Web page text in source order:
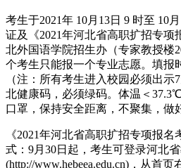
考生于2021年 10月13日 9 时至 10
证及《2021年河北省高职扩招专项
北外国语学院招生办（专家教授楼
个考生只能报一个专业志愿。填报
（注：所有考生进入校园必须出
北健康码，必须绿码。体温＜
口罩，保持安全距离，不聚集，做
《2021年河北省高职扩招专项报
式：9月30日起，考生可登录河北
(http://www.hebeea.edu.cn)，从首